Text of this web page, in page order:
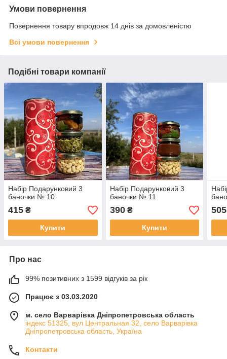
Умови повернення
Повернення товару впродовж 14 днів за домовленістю
Всі умови повернення
Подібні товари компанії
Набір Подарунковий 3
баночки № 10
415 ₴
Купити
Набір Подарунковий 3
баночки № 11
390₴
Купити
505
Про нас
99% позитивних з 1599 відгуків за рік
Працює з 03.03.2020
м. село Варварівка Дніпропетровська область
індекс 51325, вул Центральная 32, село Варварівка
Дніпропетровська область, Україна
Контакти